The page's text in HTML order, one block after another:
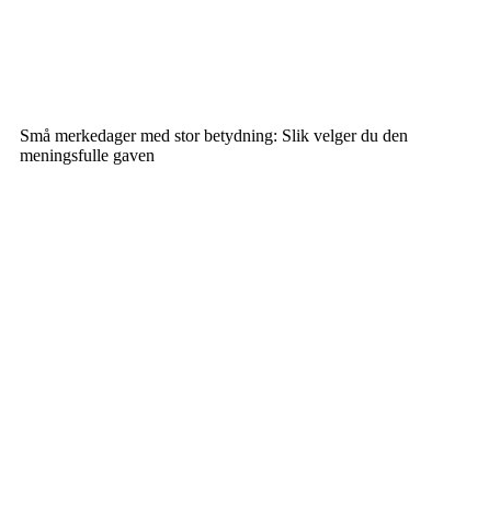
Små merkedager med stor betydning: Slik velger du den
meningsfulle gaven